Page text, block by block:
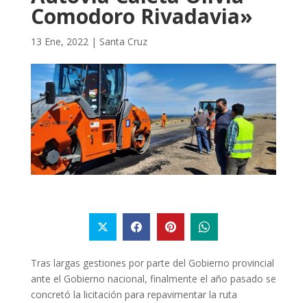
Comodoro Rivadavia»
13 Ene, 2022| Santa Cruz
Tras largas gestiones por parte del Gobierno provincial
ante el Gobierno nacional, finalmente el año pasado se
concretó la licitación para repavimentar la ruta